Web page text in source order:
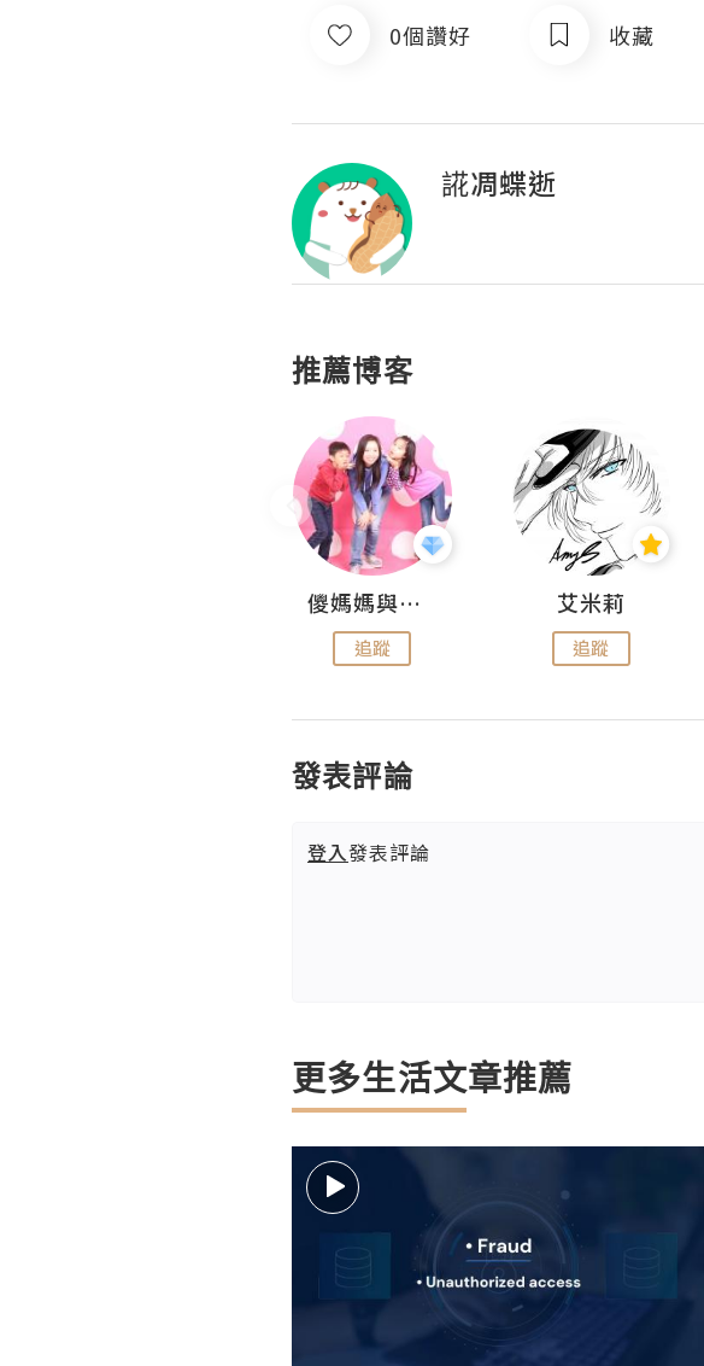
0個讚好 收藏
誮凋蝶逝
推薦博客
儍媽媽與兩隻小魔怪之家
追蹤
艾米莉
追蹤
發表評論
登入發表評論
更多生活文章推薦